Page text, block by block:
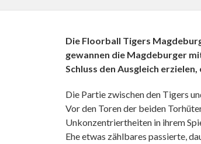
Die Floorball Tigers
gewannen die Magdeburger
Schluss den Ausgleich
Die Partie zwischen den Tigers
Vor den Toren der beiden
Unkonzentriertheiten in ihrem
Ehe etwas zählbares passierte,